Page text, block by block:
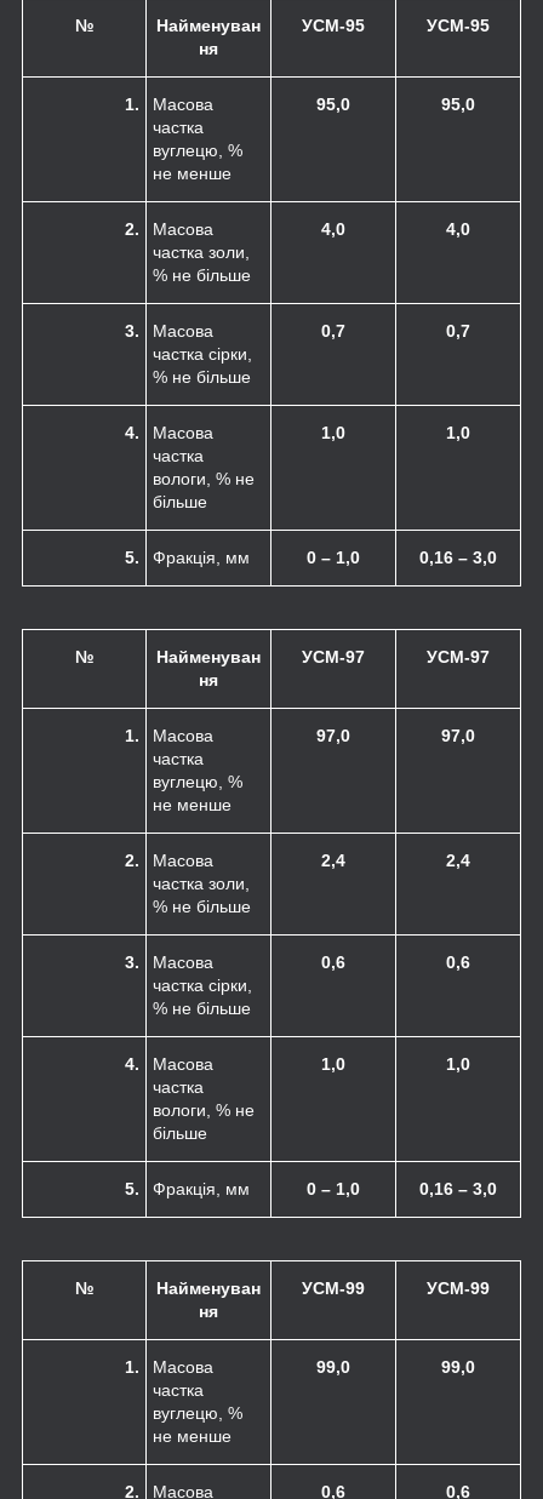
№
Найменуван
ня
УСМ-95 УСМ-95
1.
Масова
частка
вуглецю, %
не менше
95,0 95,0
2.
Масова
частка золи,
% не більше
4,0 4,0
3.
Масова
частка сірки,
% не більше
0,7 0,7
4.
Масова
частка
вологи, % не
більше
1,0 1,0
5. Фракція, мм 0 – 1,0 0,16 – 3,0
№
Найменуван
ня
УСМ-97 УСМ-97
1.
Масова
частка
вуглецю, %
не менше
97,0 97,0
2.
Масова
частка золи,
% не більше
2,4 2,4
3.
Масова
частка сірки,
% не більше
0,6 0,6
4.
Масова
частка
вологи, % не
більше
1,0 1,0
5. Фракція, мм 0 – 1,0 0,16 – 3,0
№
Найменуван
ня
УСМ-99 УСМ-99
1.
Масова
частка
вуглецю, %
не менше
99,0 99,0
2. Масова 0,6 0,6